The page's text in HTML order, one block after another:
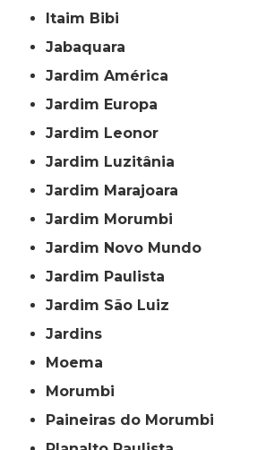
Itaim Bibi
Jabaquara
Jardim América
Jardim Europa
Jardim Leonor
Jardim Luzitânia
Jardim Marajoara
Jardim Morumbi
Jardim Novo Mundo
Jardim Paulista
Jardim São Luiz
Jardins
Moema
Morumbi
Paineiras do Morumbi